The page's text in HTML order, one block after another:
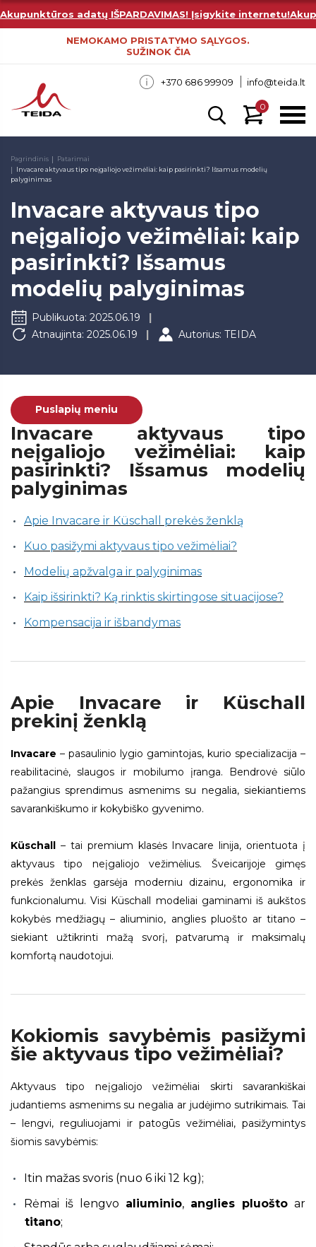
Akupunktūros adatų IŠPARDAVIMAS! Įsigykite internetu!
NEMOKAMO PRISTATYMO SĄLYGOS.
SUŽINOK ČIA
0
+370 686 99909 info@teida.lt
Pagrindinis
Patarimai
Invacare aktyvaus tipo neįgaliojo vežimėliai: kaip pasirinkti? Išsamus modelių
palyginimas
Invacare aktyvaus tipo
neįgaliojo vežimėliai: kaip
pasirinkti? Išsamus
modelių palyginimas
Publikuota: 2025.06.19
Atnaujinta: 2025.06.19
Autorius: TEIDA
Puslapių meniu
Invacare aktyvaus tipo
neįgaliojo vežimėliai: kaip
pasirinkti? Išsamus modelių
palyginimas
Apie Invacare ir Küschall prekės ženklą
Kuo pasižymi aktyvaus tipo vežimėliai?
Modelių apžvalga ir palyginimas
Kaip išsirinkti? Ką rinktis skirtingose situacijose?
Kompensacija ir išbandymas
Apie Invacare ir Küschall
prekinį ženklą
Invacare – pasaulinio lygio gamintojas, kurio specializacija –
reabilitacinė, slaugos ir mobilumo įranga. Bendrovė siūlo
pažangius sprendimus asmenims su negalia, siekiantiems
savarankiškumo ir kokybiško gyvenimo.
Küschall – tai premium klasės Invacare linija, orientuota į
aktyvaus tipo neįgaliojo vežimėlius. Šveicarijoje gimęs
prekės ženklas garsėja moderniu dizainu, ergonomika ir
funkcionalumu. Visi Küschall modeliai gaminami iš aukštos
kokybės medžiagų – aliuminio, anglies pluošto ar titano –
siekiant užtikrinti mažą svorį, patvarumą ir maksimalų
komfortą naudotojui.
Kokiomis savybėmis pasižymi
šie aktyvaus tipo vežimėliai?
Aktyvaus tipo neįgaliojo vežimėliai skirti savarankiškai
judantiems asmenims su negalia ar judėjimo sutrikimais. Tai
– lengvi, reguliuojami ir patogūs vežimėliai, pasižymintys
šiomis savybėmis:
Itin mažas svoris (nuo 6 iki 12 kg);
Rėmai iš lengvo aliuminio, anglies pluošto ar
titano;